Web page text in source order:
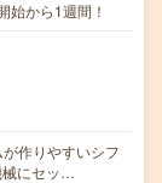
から1週間！
作りやすいシフ
械にセッ…